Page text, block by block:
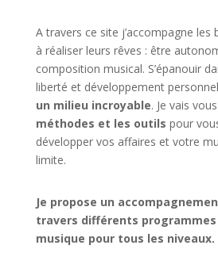
A travers ce site j’accompagne les
à réaliser leurs rêves : être
composition musical. S’épanouir
liberté et développement
un milieu incroyable. Je vais
méthodes et les outils pour
développer vos affaires et votre
limite.
Je propose un
travers différents
musique pour tous les niveaux.